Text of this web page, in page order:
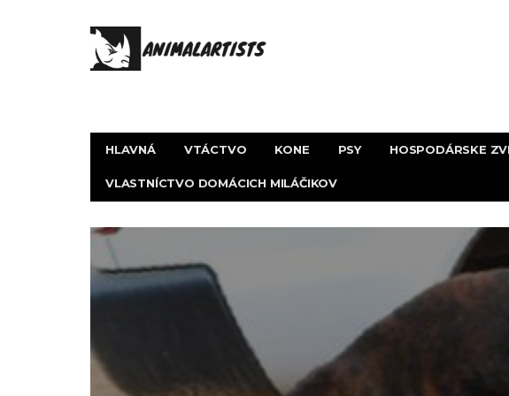
HLAVNÁ VTÁCTVO KONE PSY HOSPODÁRSKE
VLASTNÍCTVO DOMÁCICH MILÁČIKOV